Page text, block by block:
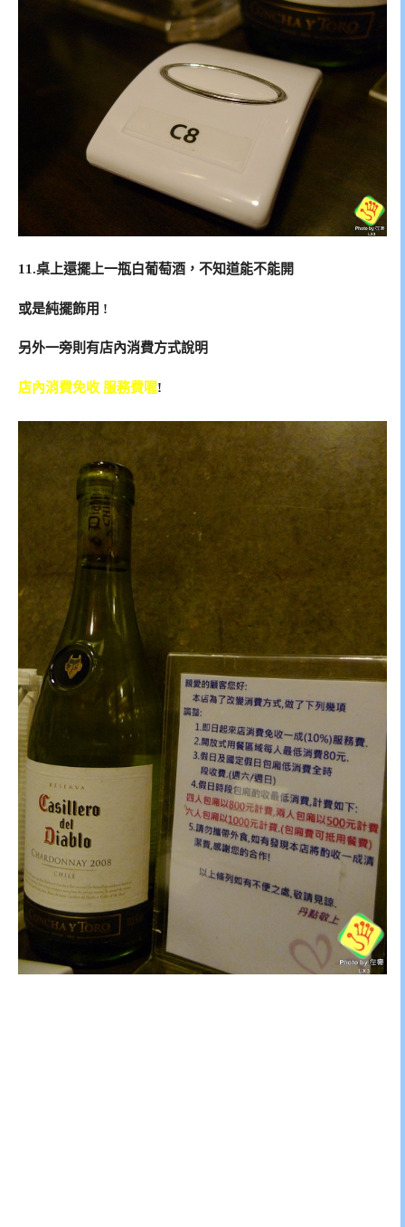
11.桌上還擺上一瓶白葡萄酒，不知道能不能開
或是純擺飾用 !
另外一旁則有店內消費方式說明
店內消費免收 服務費喔!